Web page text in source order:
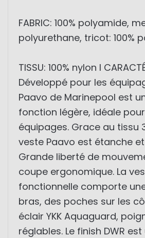
FABRIC: 100% polyamide,
polyurethane, tricot: 100%
TISSU: 100% nylon I
Développé pour les
Paavo de Marinepool est
fonction légère, idéale
équipages. Grace au tissu
veste Paavo est étanche
Grande liberté de
coupe ergonomique. La
fonctionnelle comporte
bras, des poches sur les
éclair YKK Aquaguard,
réglables. Le finish DWR